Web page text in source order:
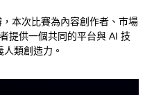
本次比賽為內容創作者、市場
提供一個共同的平台與 AI 技
類創造力。